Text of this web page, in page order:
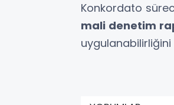
Konkordato
mali denetim